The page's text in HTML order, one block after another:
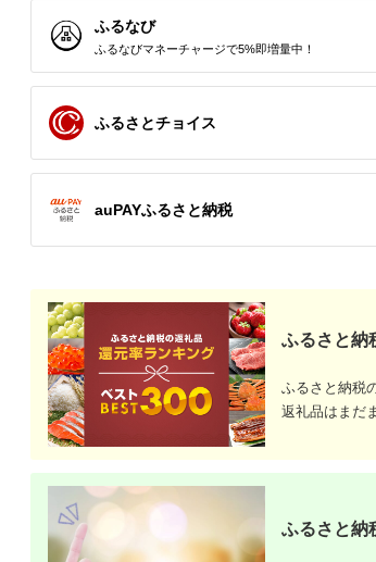
出典：ふるさと本舗
佐賀県 有田町
有田焼 赤牡丹・黒牡
丹 楕円カレー皿 2枚
セット【 泰山 】牡丹
ぼたん 赤 黒 カレー
出典：ふるさと本舗
佐賀県 有田町
源右衛門窯 染錦緑豆
鉢 枝豆 有田焼 食器
器 うつわ 陶磁器 皿
5.0
出典：ふる
ト 竹の硯/仙人
有田焼 db004
ふるなび
ふるなびマネーチャージで5%即増量中！
ふるさとチョイス
auPAYふるさと納税
ふるさと納
ふるさと納税
返礼品はまだ
ふるさと納